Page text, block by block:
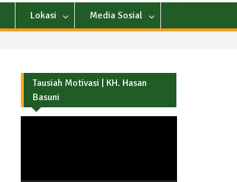
Lokasi Media Sosial
Tausiah Motivasi | KH. Hasan
Basuni